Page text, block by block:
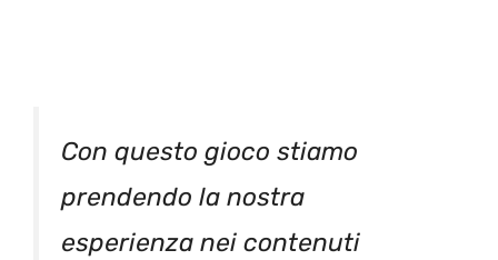
Con questo gioco stiamo
prendendo la nostra
esperienza nei contenuti